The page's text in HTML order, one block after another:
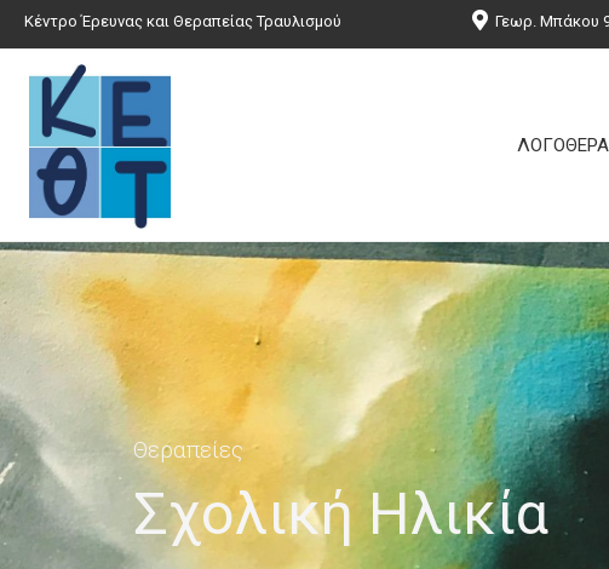
Κέντρο Έρευνας και Θεραπείας Τραυλισμού Γεωρ. Μπάκου
Θεραπείες
Σχολική Ηλικία